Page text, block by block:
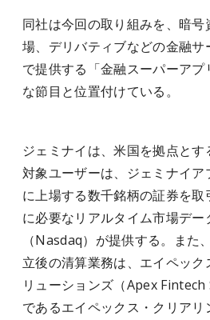
同社は今回の取り組みを、暗
場、デリバティブなどの金融サ
で提供する「金融スーパーア
な節目と位置付けている。
ジェミナイは、米国を拠点とす
対象ユーザーは、ジェミナイ
に上場する数千銘柄の証券を
に必要なリアルタイム市場デー
（Nasdaq）が提供する。また
立後の清算業務は、エイペッ
リューションズ（Apex
であるエイペックス・クリア